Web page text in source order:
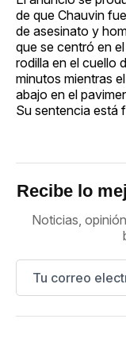
de que Chauvin
de asesinato y
que se centró en
rodilla en el cuello
minutos mientras
abajo en el
Su sentencia está
Recibe lo
Noticias,